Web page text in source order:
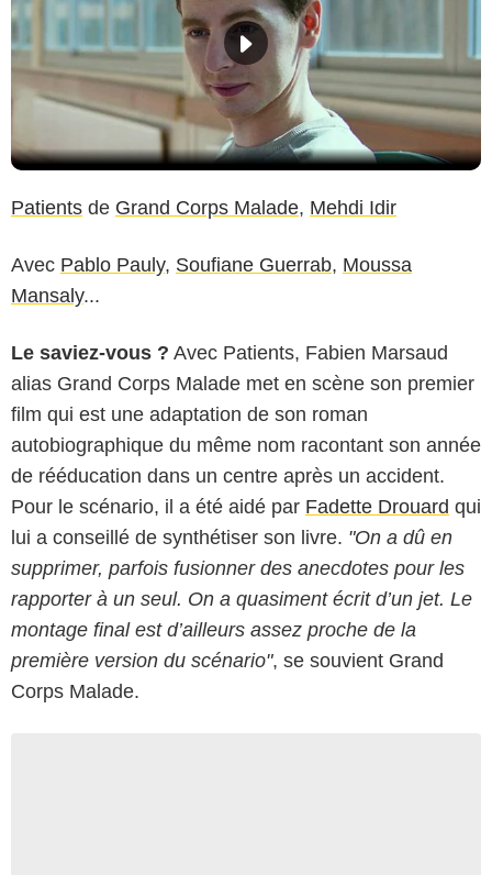
Patients de Grand Corps Malade, Mehdi Idir
Avec Pablo Pauly, Soufiane Guerrab, Moussa
Mansaly...
Le saviez-vous ? Avec Patients, Fabien Marsaud
alias Grand Corps Malade met en scène son premier
film qui est une adaptation de son roman
autobiographique du même nom racontant son année
de rééducation dans un centre après un accident.
Pour le scénario, il a été aidé par Fadette Drouard qui
lui a conseillé de synthétiser son livre. "On a dû en
supprimer, parfois fusionner des anecdotes pour les
rapporter à un seul. On a quasiment écrit d’un jet. Le
montage final est d’ailleurs assez proche de la
première version du scénario", se souvient Grand
Corps Malade.